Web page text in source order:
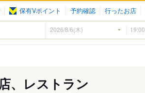
保有Vポイント 予約確認 行ったお店
、レストラン